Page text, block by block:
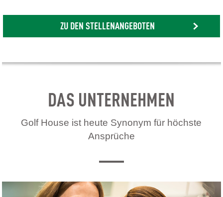
ZU DEN STELLENANGEBOTEN
DAS UNTERNEHMEN
Golf House ist heute Synonym für höchste
Ansprüche